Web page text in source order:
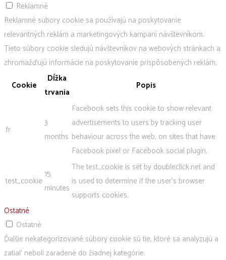
Reklamné
Reklamné súbory cookie sa používajú na poskytovanie
relevantných reklám a marketingových kampaní návštevníkom.
Tieto súbory cookie sledujú návštevníkov na webových stránkach a
zhromažďujú informácie na poskytovanie prispôsobených reklám.
Cookie
Dĺžka
trvania
Popis
fr
3
months
Facebook sets this cookie to show relevant
advertisements to users by tracking user
behaviour across the web, on sites that have
Facebook pixel or Facebook social plugin.
test_cookie
15
minutes
The test_cookie is set by doubleclick.net and
is used to determine if the user's browser
supports cookies.
Ostatné
Ostatné
Ďalšie nekategorizované súbory cookie sú tie, ktoré sa analyzujú a
zatiaľ neboli zaradené do žiadnej kategórie.